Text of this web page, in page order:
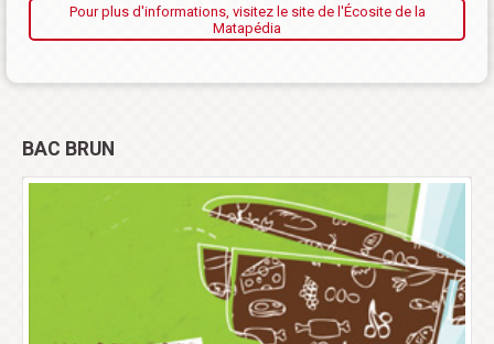
Pour plus d'informations, visitez le site de l'Écosite de la
Matapédia
BAC BRUN